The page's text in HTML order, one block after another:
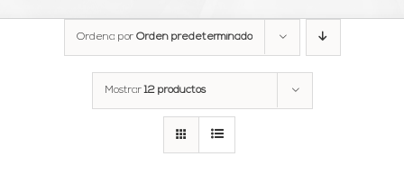
Ordena por Orden predeterminado
Mostrar12 productos